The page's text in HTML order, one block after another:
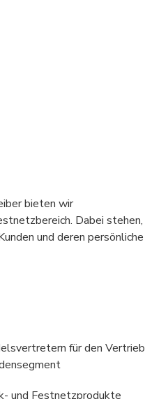
bieten wir
Dabei stehen,
und deren persönliche
für den Vertrieb
und Festnetzprodukte